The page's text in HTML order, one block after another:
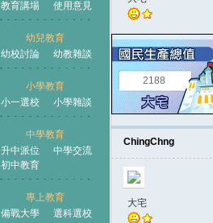
教育講場
使用意見
幼兒教育
幼校討論
幼教雜談
小學教育
小一選校
小學雜談
中學教育
升中派位
中學交流
初中教育
專上教育
備戰大學
選科選校
王國
2188
ChingChng
大宅